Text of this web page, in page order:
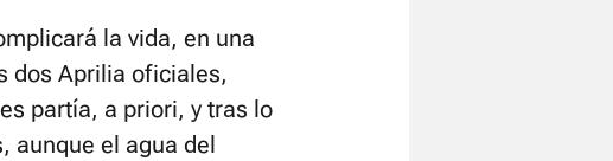
la vida, en una
dos Aprilia oficiales,
partía, a priori, y tras lo
aunque el agua del